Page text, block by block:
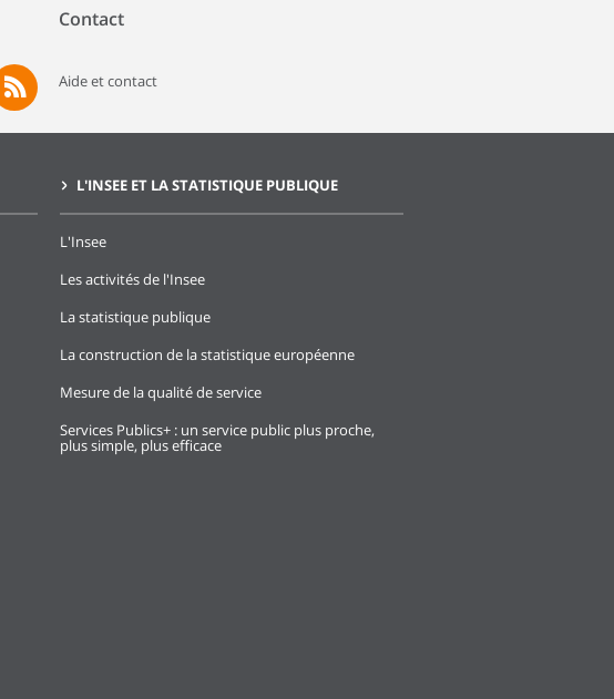
Contact
Aide et contact
L'INSEE ET LA STATISTIQUE PUBLIQUE
L'Insee
Les activités de l'Insee
La statistique publique
La construction de la statistique européenne
Mesure de la qualité de service
Services Publics+ : un service public plus proche,
plus simple, plus efficace